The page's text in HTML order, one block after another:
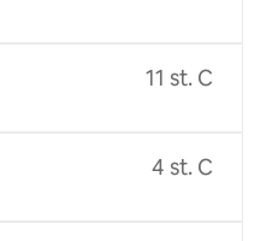
11 st. C
4 st. C